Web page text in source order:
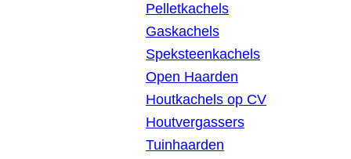
Pelletkachels
Gaskachels
Speksteenkachels
Open Haarden
Houtkachels op CV
Houtvergassers
Tuinhaarden